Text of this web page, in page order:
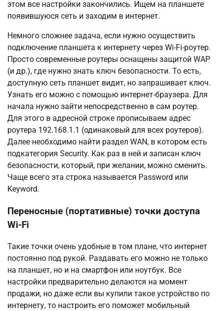
этом все настройки закончились. Ищем на планшете
появившуюся сеть и заходим в интернет.
Немного сложнее задача, если нужно осуществить
подключение планшета к интернету через Wi-Fi-роутер.
Просто современные роутеры оснащены защитой WAP
(и др.), где нужно знать ключ безопасности. То есть,
доступную сеть планшет видит, но запрашивает ключ.
Узнать его можно с помощью интернет-браузера. Для
начала нужно зайти непосредственно в сам роутер.
Для этого в адресной строке прописываем адрес
роутера 192.168.1.1 (одинаковый для всех роутеров).
Далее необходимо найти раздел WAN, в котором есть
подкатегория Security. Как раз в ней и записан ключ
безопасности, который, при желании, можно сменить.
Чаще всего эта строка называется Password или
Keyword.
Переносные (портативные) точки доступа
Wi-Fi
Такие точки очень удобные в том плане, что интернет
постоянно под рукой. Раздавать его можно не только
на планшет, но и на смартфон или ноутбук. Все
настройки предварительно делаются на момент
продажи, но даже если вы купили такое устройство по
интернету, то настроить его поможет мобильный